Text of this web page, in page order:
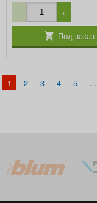
− +
Под заказ
1 2 3 4 5 ...